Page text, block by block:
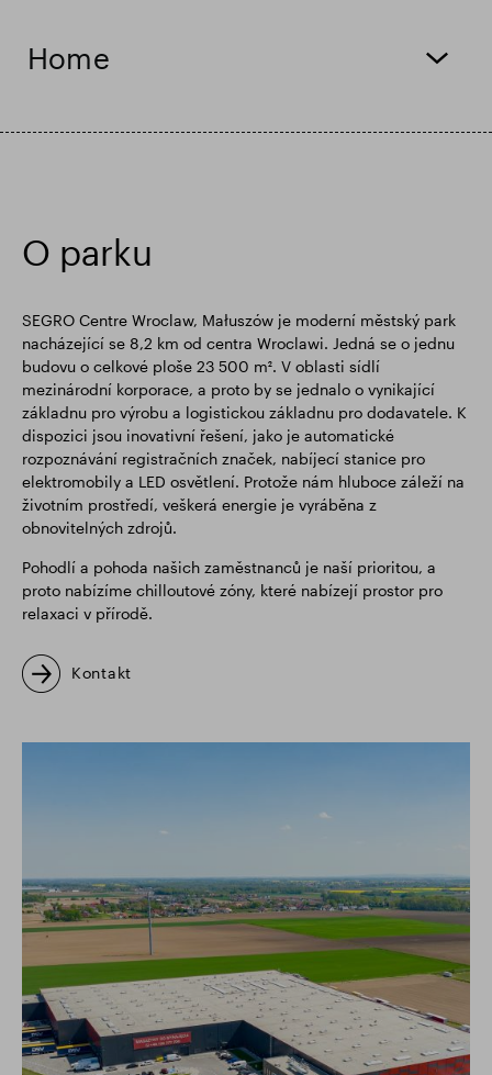
Home
O parku
SEGRO Centre Wroclaw, Małuszów je moderní městský park
nacházející se 8,2 km od centra Wroclawi. Jedná se o jednu
budovu o celkové ploše 23 500 m². V oblasti sídlí
mezinárodní korporace, a proto by se jednalo o vynikající
základnu pro výrobu a logistickou základnu pro dodavatele. K
dispozici jsou inovativní řešení, jako je automatické
rozpoznávání registračních značek, nabíjecí stanice pro
elektromobily a LED osvětlení. Protože nám hluboce záleží na
životním prostředí, veškerá energie je vyráběna z
obnovitelných zdrojů.
Pohodlí a pohoda našich zaměstnanců je naší prioritou, a
proto nabízíme chilloutové zóny, které nabízejí prostor pro
relaxaci v přírodě.
Kontakt